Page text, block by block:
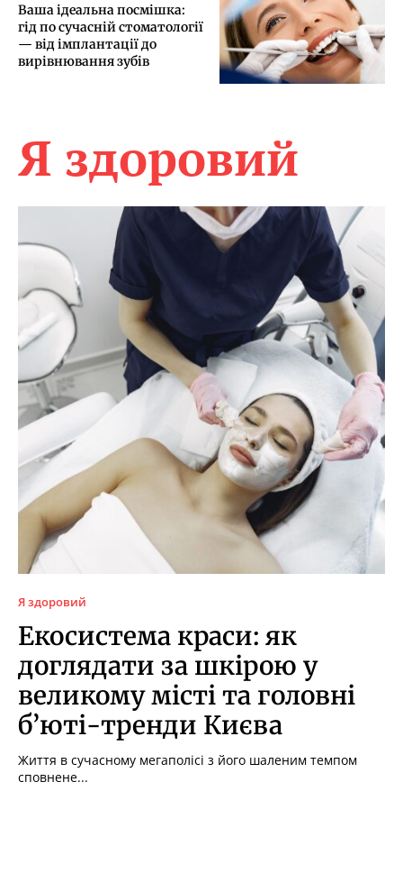
Ваша ідеальна посмішка:
гід по сучасній стоматології
— від імплантації до
вирівнювання зубів
Я здоровий
Я здоровий
Екосистема краси: як
доглядати за шкірою у
великому місті та головні
б’юті-тренди Києва
Життя в сучасному мегаполісі з його шаленим темпом
сповнене...